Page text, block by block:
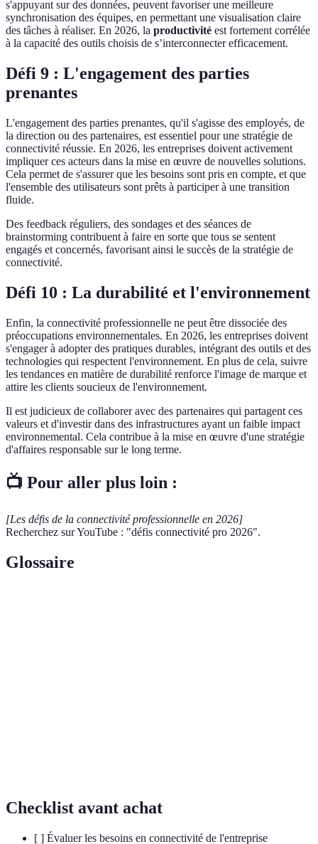
s'appuyant sur des données, peuvent favoriser une meilleure
synchronisation des équipes, en permettant une visualisation claire
des tâches à réaliser. En 2026, la productivité est fortement corrélée
à la capacité des outils choisis de s’interconnecter efficacement.
Défi 9 : L'engagement des parties
prenantes
L'engagement des parties prenantes, qu'il s'agisse des employés, de
la direction ou des partenaires, est essentiel pour une stratégie de
connectivité réussie. En 2026, les entreprises doivent activement
impliquer ces acteurs dans la mise en œuvre de nouvelles solutions.
Cela permet de s'assurer que les besoins sont pris en compte, et que
l'ensemble des utilisateurs sont prêts à participer à une transition
fluide.
Des feedback réguliers, des sondages et des séances de
brainstorming contribuent à faire en sorte que tous se sentent
engagés et concernés, favorisant ainsi le succès de la stratégie de
connectivité.
Défi 10 : La durabilité et l'environnement
Enfin, la connectivité professionnelle ne peut être dissociée des
préoccupations environnementales. En 2026, les entreprises doivent
s'engager à adopter des pratiques durables, intégrant des outils et des
technologies qui respectent l'environnement. En plus de cela, suivre
les tendances en matière de durabilité renforce l'image de marque et
attire les clients soucieux de l'environnement.
Il est judicieux de collaborer avec des partenaires qui partagent ces
valeurs et d'investir dans des infrastructures ayant un faible impact
environnemental. Cela contribue à la mise en œuvre d'une stratégie
d'affaires responsable sur le long terme.
📺 Pour aller plus loin :
[Les défis de la connectivité professionnelle en 2026]
Recherchez sur YouTube : "défis connectivité pro 2026".
Glossaire
Checklist avant achat
[ ] Évaluer les besoins en connectivité de l'entreprise